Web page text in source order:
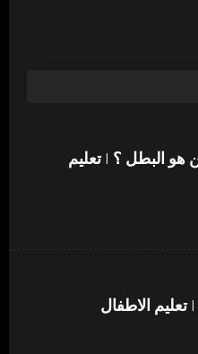
هو البطل ؟ | تعليم
الاطفال